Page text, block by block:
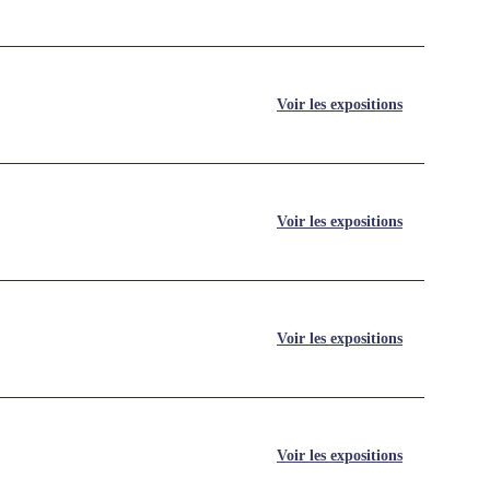
Voir les expositions
Voir les expositions
Voir les expositions
Voir les expositions